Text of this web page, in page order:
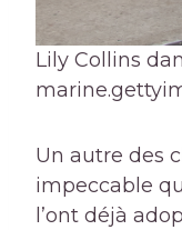
Lily Collins
marine.
Un autre des
impeccable
l’ont déjà